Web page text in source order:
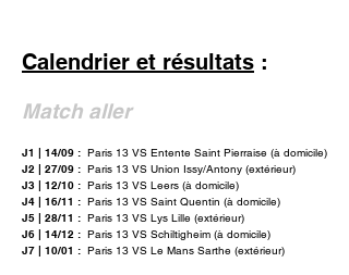
Calendrier et résultats :
Match aller
J1 | 14/09 : Paris 13 VS Entente Saint Pierraise (à domicile)
J2 | 27/09 : Paris 13 VS Union Issy/Antony (extérieur)
J3 | 12/10 : Paris 13 VS Leers (à domicile)
J4 | 16/11 : Paris 13 VS Saint Quentin (à domicile)
J5 | 28/11 : Paris 13 VS Lys Lille (extérieur)
J6 | 14/12 : Paris 13 VS Schiltigheim (à domicile)
J7 | 10/01 : Paris 13 VS Le Mans Sarthe (extérieur)